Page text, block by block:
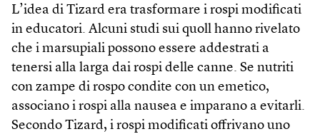
L’idea di Tizard era trasformare i rospi modificati
in educatori. Alcuni studi sui quoll hanno rivelato
che i marsupiali possono essere addestrati a
tenersi alla larga dai rospi delle canne. Se nutriti
con zampe di rospo condite con un emetico,
associano i rospi alla nausea e imparano a evitarli.
Secondo Tizard, i rospi modificati offrivano uno